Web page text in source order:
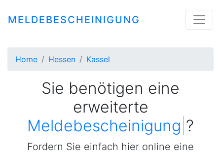
MELDEBESCHEINIGUNG
Home Hessen Kassel
Sie benötigen eine
erweiterte
Meldebescheinigung ?
Fordern Sie einfach hier online eine